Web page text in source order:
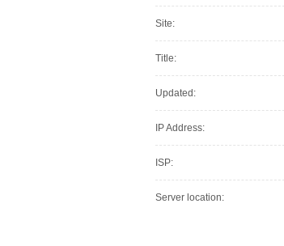
Site:
Title:
Updated:
IP Address:
ISP:
Server location: